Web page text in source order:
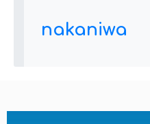
nakaniwa